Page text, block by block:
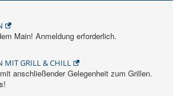
Main! Anmeldung erforderlich.
MIT GRILL & CHILL
anschließender Gelegenheit zum Grillen.